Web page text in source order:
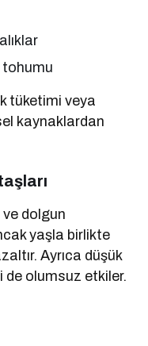
tohumu
tüketimi veya
kaynaklardan
dolgun
yaşla birlikte
Ayrıca düşük
de olumsuz etkiler.